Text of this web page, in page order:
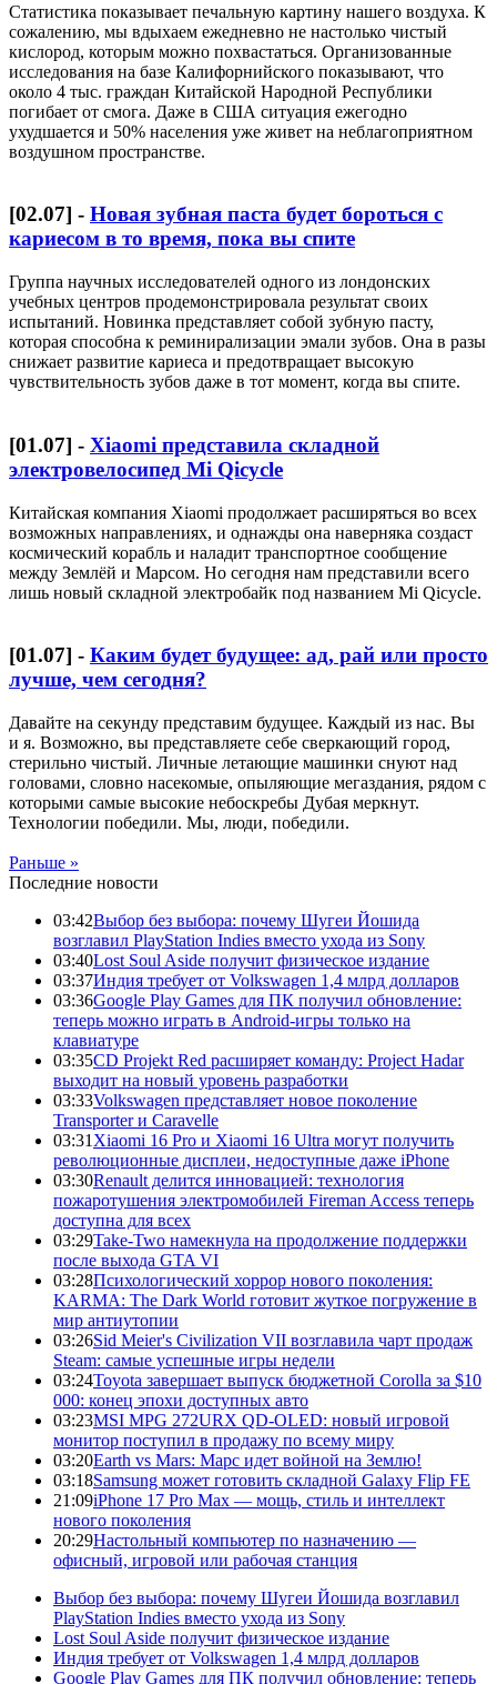
Статистика показывает печальную картину нашего воздуха. К
сожалению, мы вдыхаем ежедневно не настолько чистый
кислород, которым можно похвастаться. Организованные
исследования на базе Калифорнийского показывают, что
около 4 тыс. граждан Китайской Народной Республики
погибает от смога. Даже в США ситуация ежегодно
ухудшается и 50% населения уже живет на неблагоприятном
воздушном пространстве.
[02.07] - Новая зубная паста будет бороться с
кариесом в то время, пока вы спите
Группа научных исследователей одного из лондонских
учебных центров продемонстрировала результат своих
испытаний. Новинка представляет собой зубную пасту,
которая способна к реминирализации эмали зубов. Она в разы
снижает развитие кариеса и предотвращает высокую
чувствительность зубов даже в тот момент, когда вы спите.
[01.07] - Xiaomi представила складной
электровелосипед Mi Qicycle
Китайская компания Xiaomi продолжает расширяться во всех
возможных направлениях, и однажды она наверняка создаст
космический корабль и наладит транспортное сообщение
между Землёй и Марсом. Но сегодня нам представили всего
лишь новый складной электробайк под названием Mi Qicycle.
[01.07] - Каким будет будущее: ад, рай или просто
лучше, чем сегодня?
Давайте на секунду представим будущее. Каждый из нас. Вы
и я. Возможно, вы представляете себе сверкающий город,
стерильно чистый. Личные летающие машинки снуют над
головами, словно насекомые, опыляющие мегаздания, рядом с
которыми самые высокие небоскребы Дубая меркнут.
Технологии победили. Мы, люди, победили.
Раньше »
Последние новости
03:42Выбор без выбора: почему Шугеи Йошида
возглавил PlayStation Indies вместо ухода из Sony
03:40Lost Soul Aside получит физическое издание
03:37Индия требует от Volkswagen 1,4 млрд долларов
03:36Google Play Games для ПК получил обновление:
теперь можно играть в Android-игры только на
клавиатуре
03:35CD Projekt Red расширяет команду: Project Hadar
выходит на новый уровень разработки
03:33Volkswagen представляет новое поколение
Transporter и Caravelle
03:31 Xiaomi 16 Pro и Xiaomi 16 Ultra могут получить
революционные дисплеи, недоступные даже iPhone
03:30Renault делится инновацией: технология
пожаротушения электромобилей Fireman Access теперь
доступна для всех
03:29Take-Two намекнула на продолжение поддержки
после выхода GTA VI
03:28Психологический хоррор нового поколения:
KARMA: The Dark World готовит жуткое погружение в
мир антиутопии
03:26Sid Meier's Civilization VII возглавила чарт продаж
Steam: самые успешные игры недели
03:24Toyota завершает выпуск бюджетной Corolla за $10
000: конец эпохи доступных авто
03:23MSI MPG 272URX QD-OLED: новый игровой
монитор поступил в продажу по всему миру
03:20Earth vs Mars: Марс идет войной на Землю!
03:18Samsung может готовить складной Galaxy Flip FE
21:09iPhone 17 Pro Max — мощь, стиль и интеллект
нового поколения
20:29Настольный компьютер по назначению —
офисный, игровой или рабочая станция
Выбор без выбора: почему Шугеи Йошида возглавил
PlayStation Indies вместо ухода из Sony
Lost Soul Aside получит физическое издание
Индия требует от Volkswagen 1,4 млрд долларов
Google Play Games для ПК получил обновление: теперь